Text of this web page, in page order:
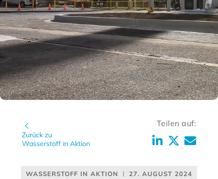
Zurück zu
Wasserstoff in Aktion
Teilen auf:
WASSERSTOFF IN AKTION 27. AUGUST 2024